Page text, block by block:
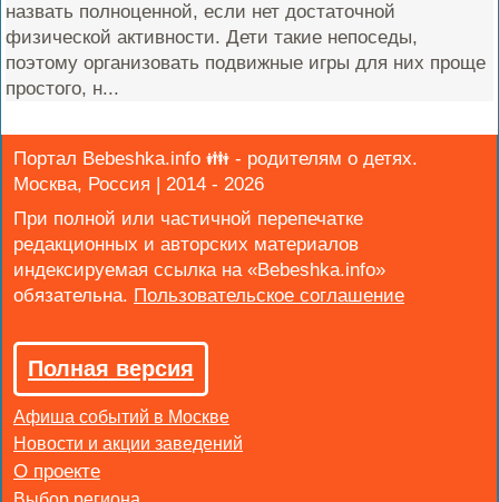
назвать полноценной, если нет достаточной
физической активности. Дети такие непоседы,
поэтому организовать подвижные игры для них проще
простого, н...
Портал Bebeshka.info 👪 - родителям о детях.
Москва, Россия | 2014 - 2026
При полной или частичной перепечатке
редакционных и авторских материалов
индексируемая ссылка на «Bebeshka.info»
обязательна.
Полная версия
Афиша событий в Москве
Новости и акции заведений